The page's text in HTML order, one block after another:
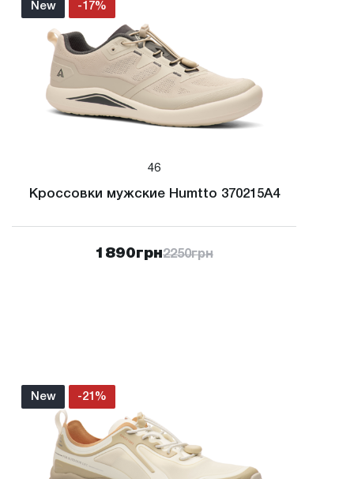
New -17%
46
Кроссовки мужские Humtto 370215A4
1890грн2250грн
New -21%